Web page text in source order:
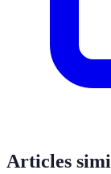
Articles